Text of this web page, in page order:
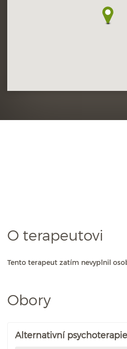
O terapeutovi
Tento terapeut zatím nevyplnil
Obory
Alternativní psychoterapie